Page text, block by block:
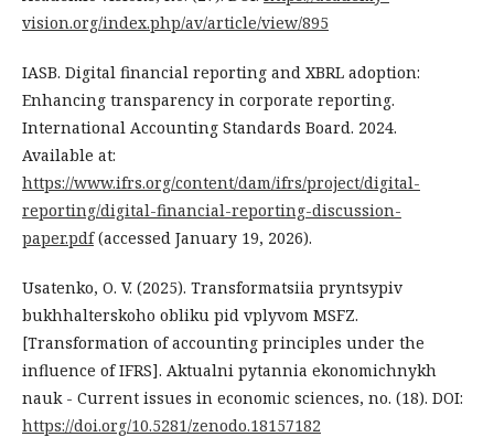
vision.org/index.php/av/article/view/895
IASB. Digital financial reporting and XBRL adoption:
Enhancing transparency in corporate reporting.
International Accounting Standards Board. 2024.
Available at:
https://www.ifrs.org/content/dam/ifrs/project/digital-
reporting/digital-financial-reporting-discussion-
paper.pdf(accessed January 19, 2026).
Usatenko, O. V. (2025). Transformatsiia pryntsypiv
bukhhalterskoho obliku pid vplyvom MSFZ.
[Transformation of accounting principles under the
influence of IFRS]. Aktualni pytannia ekonomichnykh
nauk - Current issues in economic sciences, no. (18). DOI:
https://doi.org/10.5281/zenodo.18157182